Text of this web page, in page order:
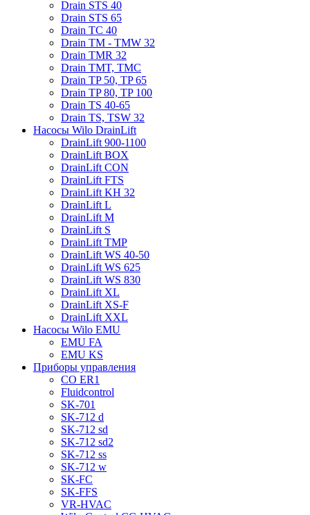
Drain STS 40
Drain STS 65
Drain TC 40
Drain TM - TMW 32
Drain TMR 32
Drain TMT, TMC
Drain TP 50, TP 65
Drain TP 80, TP 100
Drain TS 40-65
Drain TS, TSW 32
Насосы Wilo DrainLift
DrainLift 900-1100
DrainLift BOX
DrainLift CON
DrainLift FTS
DrainLift KH 32
DrainLift L
DrainLift M
DrainLift S
DrainLift TMP
DrainLift WS 40-50
DrainLift WS 625
DrainLift WS 830
DrainLift XL
DrainLift XS-F
DrainLift XXL
Насосы Wilo EMU
EMU FA
EMU KS
Приборы управления
CO ER1
Fluidcontrol
SK-701
SK-712 d
SK-712 sd
SK-712 sd2
SK-712 ss
SK-712 w
SK-FC
SK-FFS
VR-HVAC